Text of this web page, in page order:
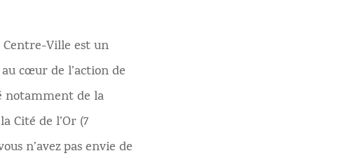
Ville est un
cœur de l’action de
notamment de la
Cité de l’Or (7
n’avez pas envie de